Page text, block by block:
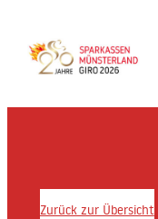
springen
Zurück zur Übersicht